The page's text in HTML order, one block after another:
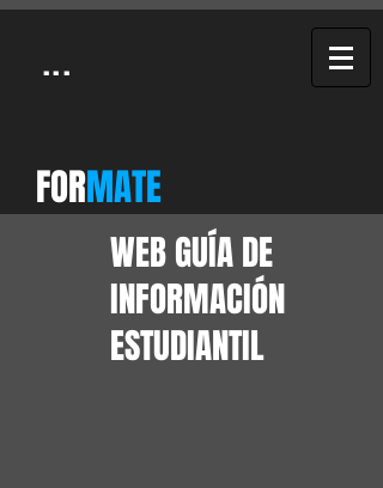
...
FORMATE
WEB GUÍA DE
INFORMACIÓN
ESTUDIANTIL